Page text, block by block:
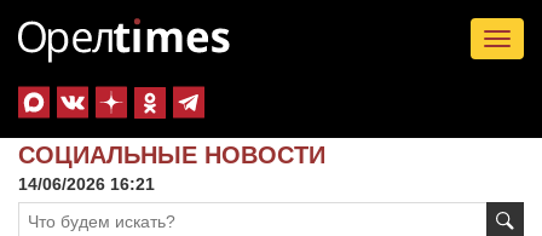
СОЦИАЛЬНЫЕ НОВОСТИ
14/06/2026 16:21